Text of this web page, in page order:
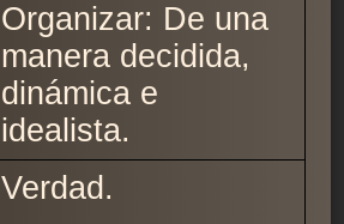
Organizar: De una
manera decidida,
dinámica e
idealista.
Verdad.